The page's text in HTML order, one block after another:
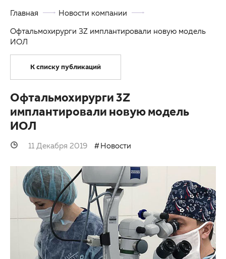
ОМС
Партнерам
Другие заболевания глаз
Детская офтальмология
Главная
Новости компании
Офтальмохирурги 3Z имплантировали новую модель
ИОЛ
К списку публикаций
Офтальмохирурги 3Z
имплантировали новую модель
ИОЛ
11 Декабря 2019 Новости